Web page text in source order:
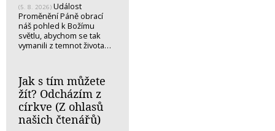
(5. 8. 2026) Událost
Proměnění Páně obrací
náš pohled k Božímu
světlu, abychom se tak
vymanili z temnot života…
Jak s tím můžete
žít? Odcházím z
církve (Z ohlasů
našich čtenářů)